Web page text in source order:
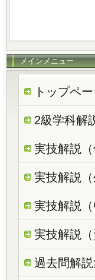
メインメニュー
トップペ
2級学科解
実技解説（
実技解説（
実技解説（
実技解説（
過去問解